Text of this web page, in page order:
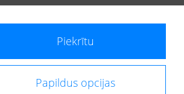
saņemto informāciju, ir atbildīgs par fizisko
Piekrītu
Papildus opcijas